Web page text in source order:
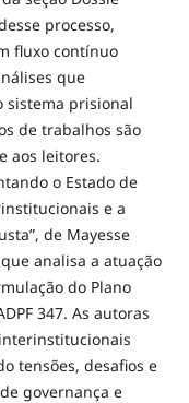
processo,
fluxo contínuo
que
sistema prisional
de trabalhos são
aos leitores.
o Estado de
e a
de Mayesse
analisa a atuação
do Plano
347. As autoras
tensões, desafios e
governança e